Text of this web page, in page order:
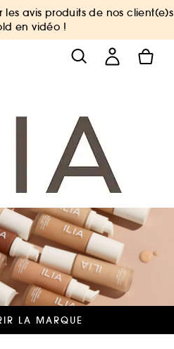
les avis produits de nos client(e)s
en vidéo !
LA MARQUE